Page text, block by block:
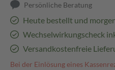
Persönliche Beratung
Heute bestellt und
Wechselwirkungscheck
Versandkostenfreie
Bei der Einlösung eines